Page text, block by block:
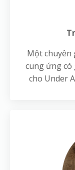
Một chuyên
cung ứng có
cho Under